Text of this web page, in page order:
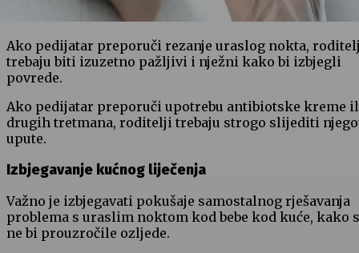
Ako pedijatar preporuči rezanje uraslog nokta,
trebaju biti izuzetno pažljivi i nježni kako bi izbjegli
povrede.
Ako pedijatar preporuči upotrebu antibiotske kreme
drugih tretmana, roditelji trebaju strogo slijediti
upute.
Izbjegavanje kućnog liječenja
Važno je izbjegavati pokušaje samostalnog rješavanja
problema s uraslim noktom kod bebe kod kuće, kako
ne bi prouzročile ozljede.